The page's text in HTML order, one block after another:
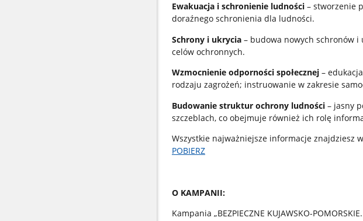
Ewakuacja i schronienie ludności– stworzenie
doraźnego schronienia dla ludności.
Schrony i ukrycia– budowa nowych schronów i
celów ochronnych.
Wzmocnienie odporności społecznej–
rodzaju zagrożeń; instruowanie w zakresie
Budowanie struktur ochrony ludności– jasny
szczeblach, co obejmuje również ich rolę
Wszystkie najważniejsze informacje znajdziesz w
POBIERZ
O KAMPANII:
Kampania „BEZPIECZNE KUJAWSKO-